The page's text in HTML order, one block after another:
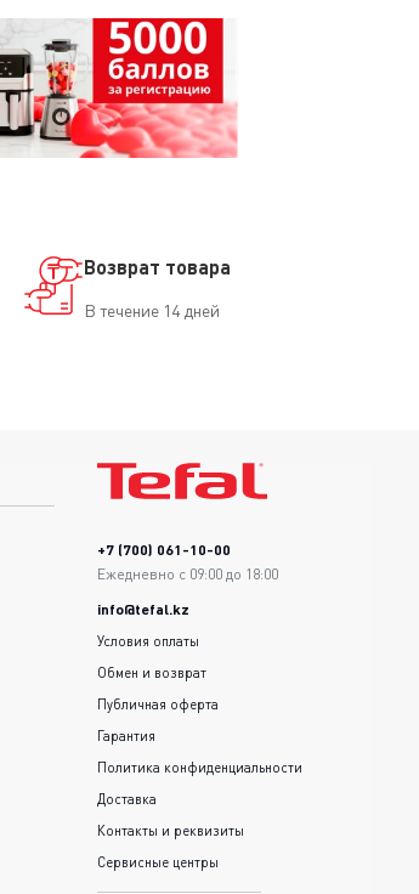
Возврат товара
В течение 14 дней
+7 (700) 061-10-00
Ежедневно с 09:00 до 18:00
info@tefal.kz
Условия оплаты
Обмен и возврат
Публичная оферта
Гарантия
Политика конфиденциальности
Доставка
Контакты и реквизиты
Сервисные центры